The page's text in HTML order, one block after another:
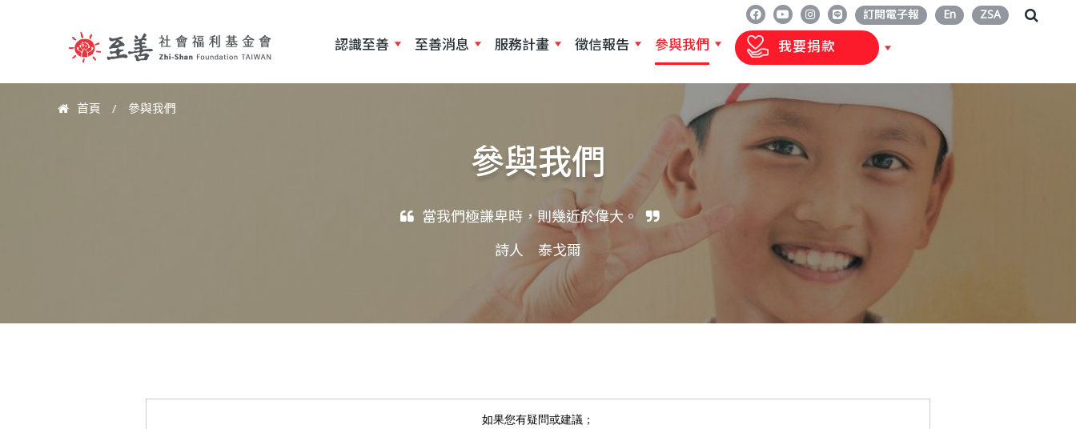
訂閱電子報 En ZSA
至
認識至善 至善消息 服務計畫 徵信報告 參與我們 我要捐款
參與我們
當我們極謙卑時，則幾近於偉大。
詩人 泰戈爾
首頁 / 參與我們
如果您有疑問或建議；